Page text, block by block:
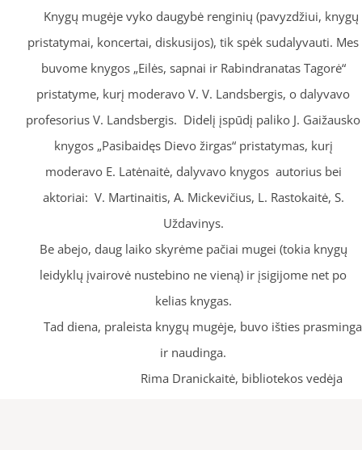
Knygų mugėje vyko daugybė renginių (pavyzdžiui, knygų
pristatymai, koncertai, diskusijos), tik spėk sudalyvauti. Mes
buvome knygos „Eilės, sapnai ir Rabindranatas Tagorė“
pristatyme, kurį moderavo V. V. Landsbergis, o dalyvavo
profesorius V. Landsbergis. Didelį įspūdį paliko J. Gaižausko
knygos „Pasibaidęs Dievo žirgas“ pristatymas, kurį
moderavo E. Latėnaitė, dalyvavo knygos autorius bei
aktoriai: V. Martinaitis, A. Mickevičius, L. Rastokaitė, S.
Uždavinys.
Be abejo, daug laiko skyrėme pačiai mugei (tokia knygų
leidyklų įvairovė nustebino ne vieną) ir įsigijome net po
kelias knygas.
Tad diena, praleista knygų mugėje, buvo išties prasminga
ir naudinga.
Rima Dranickaitė, bibliotekos vedėja